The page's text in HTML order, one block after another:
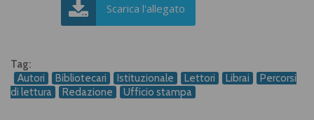
Scarica l'allegato
Tag:
Autori
Bibliotecari Istituzionale Lettori Librai
Percorsi
di lettura
Redazione Ufficio stampa